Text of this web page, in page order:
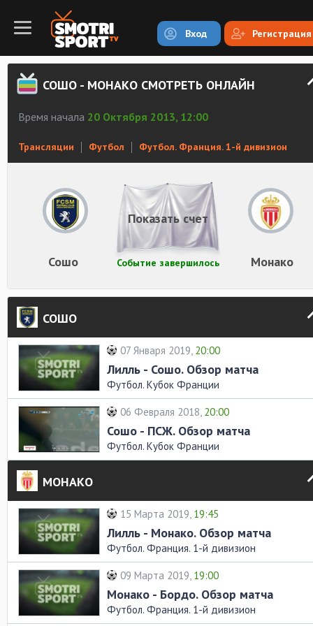
Вход Регистрация
СОШО - МОНАКО СМОТРЕТЬ ОНЛАЙН
Время начала 20 Октября 2013, 12:00
Трансляции Футбол Футбол. Франция. 1-й дивизион
Сошо Монако
Событие завершилось
Показать счет
СОШО
07 Января 2019, 20:00
Лилль - Сошо. Обзор матча
Футбол. Кубок Франции
06 Февраля 2018, 20:00
Сошо - ПСЖ. Обзор матча
Футбол. Кубок Франции
МОНАКО
15 Марта 2019, 19:45
Лилль - Монако. Обзор матча
Футбол. Франция. 1-й дивизион
09 Марта 2019, 19:00
Монако - Бордо. Обзор матча
Футбол. Франция. 1-й дивизион